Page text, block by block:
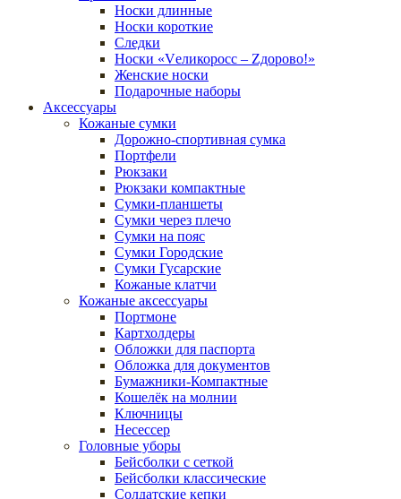
Носки длинные
Носки короткие
Следки
Носки «Vеликоросс – Zдорово!»
Женские носки
Подарочные наборы
Аксессуары
Кожаные сумки
Дорожно-спортивная сумка
Портфели
Рюкзаки
Рюкзаки компактные
Сумки-планшеты
Сумки через плечо
Сумки на пояс
Сумки Городские
Сумки Гусарские
Кожаные клатчи
Кожаные аксессуары
Портмоне
Картхолдеры
Обложки для паспорта
Обложка для документов
Бумажники-Компактные
Кошелёк на молнии
Ключницы
Несессер
Головные уборы
Бейсболки с сеткой
Бейсболки классические
Солдатские кепки